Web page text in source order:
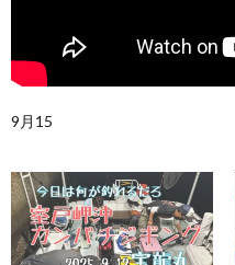
9月15